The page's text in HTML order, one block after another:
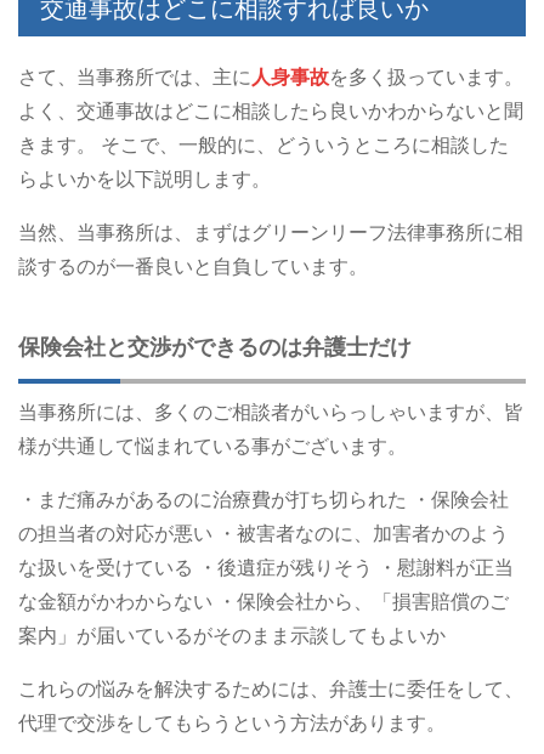
交通事故はどこに相談すれば良いか
さて、当事務所では、主に 人身事故を多く扱っています。
よく、交通事故はどこに相談したら良いかわからないと聞
きます。
そこで、一般的に、どういうところに相談した
らよいかを以下説明します。
当然、当事務所は、まずはグリーンリーフ法律事務所に相
談するのが一番良いと自負しています。
保険会社と交渉ができるのは弁護士だけ
当事務所には、多くのご相談者がいらっしゃいますが、皆
様が共通して悩まれている事がございます。
・まだ痛みがあるのに治療費が打ち切られた
・保険会社
の担当者の対応が悪い ・被害者なのに、加害者かのよう
な扱いを受けている
・後遺症が残りそう
・慰謝料が正当
な金額がかわからない ・保険会社から、「損害賠償のご
案内」が届いているがそのまま示談してもよいか
これらの悩みを解決するためには、弁護士に委任をして、
代理で交渉をしてもらうという方法があります。